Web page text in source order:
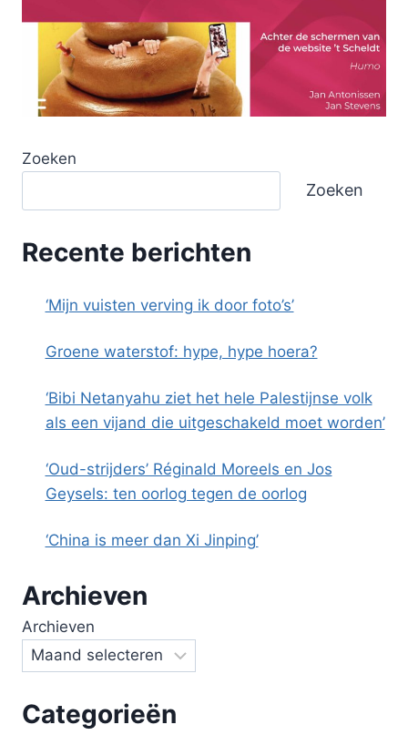
Zoeken
Zoeken
Recente berichten
‘Mijn vuisten verving ik door foto’s’
Groene waterstof: hype, hype hoera?
‘Bibi Netanyahu ziet het hele Palestijnse volk
als een vijand die uitgeschakeld moet worden’
‘Oud-strijders’ Réginald Moreels en Jos
Geysels: ten oorlog tegen de oorlog
‘China is meer dan Xi Jinping’
Archieven
Archieven
Categorieën